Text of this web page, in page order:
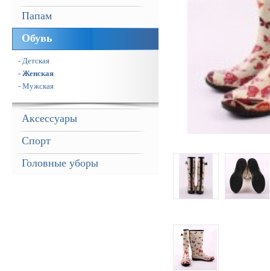
Папам
Обувь
- Детская
- Женская
- Мужская
Аксессуары
Спорт
Головные уборы